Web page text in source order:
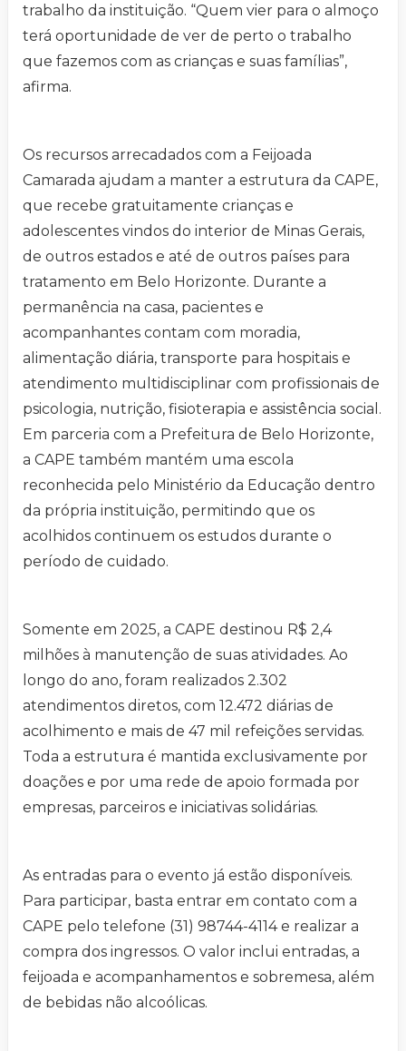
trabalho da instituição. “Quem vier para o almoço
terá oportunidade de ver de perto o trabalho
que fazemos com as crianças e suas famílias”,
afirma.
Os recursos arrecadados com a Feijoada
Camarada ajudam a manter a estrutura da CAPE,
que recebe gratuitamente crianças e
adolescentes vindos do interior de Minas Gerais,
de outros estados e até de outros países para
tratamento em Belo Horizonte. Durante a
permanência na casa, pacientes e
acompanhantes contam com moradia,
alimentação diária, transporte para hospitais e
atendimento multidisciplinar com profissionais de
psicologia, nutrição, fisioterapia e assistência social.
Em parceria com a Prefeitura de Belo Horizonte,
a CAPE também mantém uma escola
reconhecida pelo Ministério da Educação dentro
da própria instituição, permitindo que os
acolhidos continuem os estudos durante o
período de cuidado.
Somente em 2025, a CAPE destinou R$ 2,4
milhões à manutenção de suas atividades. Ao
longo do ano, foram realizados 2.302
atendimentos diretos, com 12.472 diárias de
acolhimento e mais de 47 mil refeições servidas.
Toda a estrutura é mantida exclusivamente por
doações e por uma rede de apoio formada por
empresas, parceiros e iniciativas solidárias.
As entradas para o evento já estão disponíveis.
Para participar, basta entrar em contato com a
CAPE pelo telefone (31) 98744-4114 e realizar a
compra dos ingressos. O valor inclui entradas, a
feijoada e acompanhamentos e sobremesa, além
de bebidas não alcoólicas.